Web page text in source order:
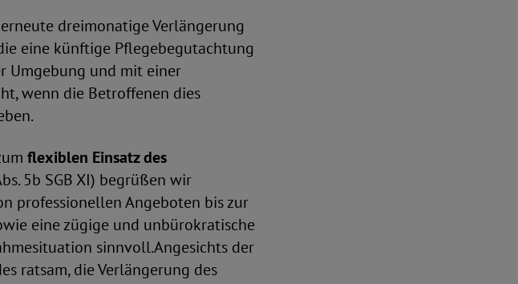
dreimonatige Verlängerung
eine künftige Pflegebegutachtung
Umgebung und mit einer
wenn die Betroffenen dies
flexiblen Einsatz des
5b SGB XI) begrüßen wir
professionellen Angeboten bis zur
eine zügige und unbürokratische
sinnvoll.Angesichts der
ratsam, die Verlängerung des